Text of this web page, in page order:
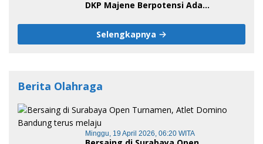
DKP Majene Berpotensi Ada
Selengkapnya
Berita Olahraga
Minggu, 19 April 2026, 06:20 WITA